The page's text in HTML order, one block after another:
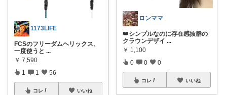
1173LIFE
​FCSのフリーダムヘリックス、
一度使うと ...
￥ 7,590
1 1 56
コレ いいね
ロンママ
👑シンプルなのに存在感抜群の
クラウンデザイ ...
￥ 1,100
0 0 0
コレ いいね